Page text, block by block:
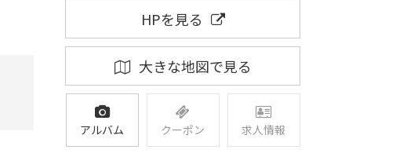
HPを見る
大きな地図で見る
アルバム クーポン 求人情報